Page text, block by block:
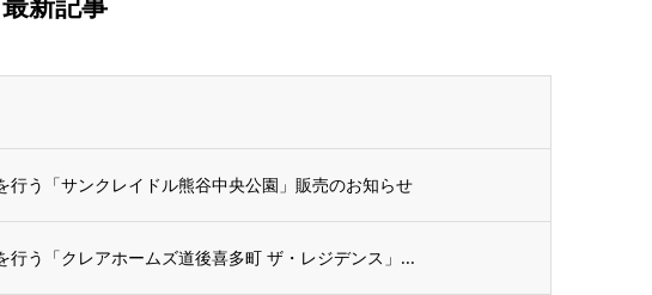
う「サンクレイドル熊谷中央公園」販売のお知らせ
う「クレアホームズ道後喜多町 ザ・レジデンス」...